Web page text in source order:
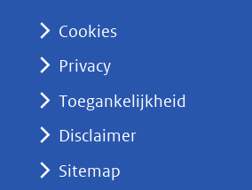
nieuw
naar
Cookies
Privacy
Toegankelijkheid
Disclaimer
Sitemap